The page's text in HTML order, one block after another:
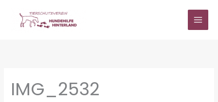
springen
IMG_2532